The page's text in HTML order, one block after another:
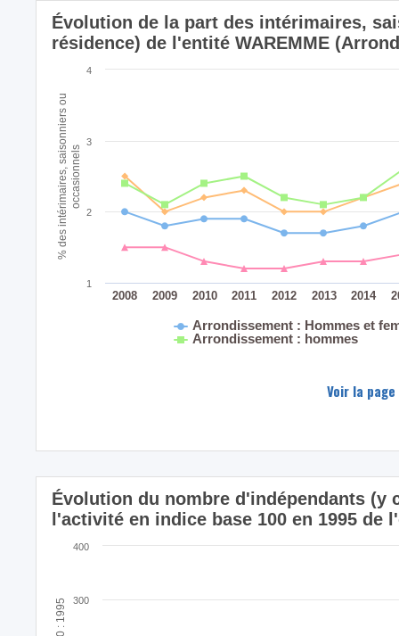
% des intérimaires, saisonniers ouoccasionnels
Évolution de la part des intérimaires,
résidence) de l'entité WAREMME
Arrondissement : Hommes et
Arrondissement : hommes
2008 2009 2010 2011 2012 2013 2014
1
2
3
4
Voir la
Évolution du nombre d'indépendants (y
l'activité en indice base 100 en 1995 de
300
400